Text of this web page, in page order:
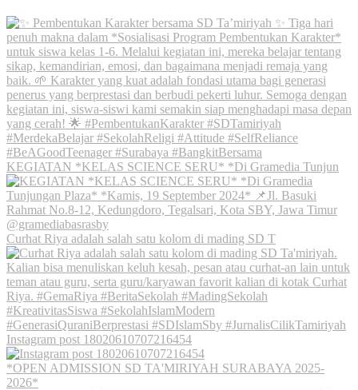
KEGIATAN *KELAS SCIENCE SERU* *Di Gramedia Tunjun
Curhat Riya adalah salah satu kolom di mading SD T
Instagram post 18020610707216454
*OPEN ADMISSION SD TA'MIRIYAH SURABAYA 2025-
2026*